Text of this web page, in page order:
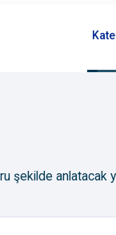
şekilde anlatacak